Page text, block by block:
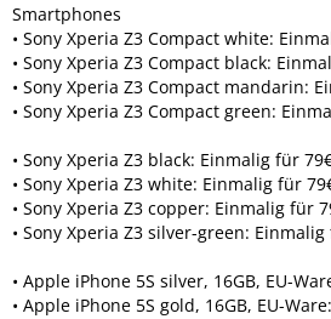
Smartphones
• Sony Xperia Z3 Compact white:
• Sony Xperia Z3 Compact black:
• Sony Xperia Z3 Compact mandarin:
• Sony Xperia Z3 Compact green:
• Sony Xperia Z3 black: Einmalig für
• Sony Xperia Z3 white: Einmalig für
• Sony Xperia Z3 copper: Einmalig für
• Sony Xperia Z3 silver-green:
• Apple iPhone 5S silver, 16GB, EU-
• Apple iPhone 5S gold, 16GB, EU-